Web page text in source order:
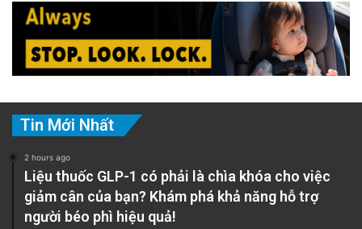
Tin Mới Nhất
2 hours ago
Liệu thuốc GLP-1 có phải là chìa khóa cho việc
giảm cân của bạn? Khám phá khả năng hỗ trợ
người béo phì hiệu quả!